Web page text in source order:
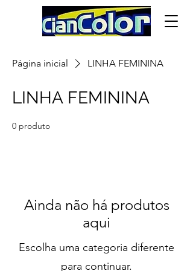
Página inicial LINHA FEMININA
LINHA FEMININA
0 produto
Ainda não há produtos
aqui
Escolha uma categoria diferente
para continuar.